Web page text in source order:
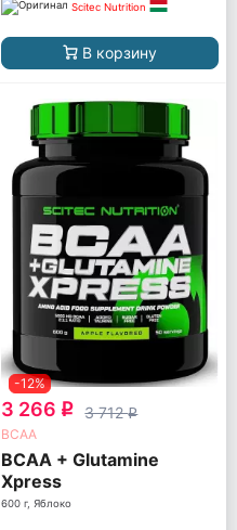
Scitec Nutrition
В корзину
-12%
3 266 q 3 712q
ВСАА
BCAA + Glutamine
Xpress
600 г, Яблоко